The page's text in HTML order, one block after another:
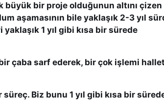
büyük bir proje olduğunun altını çizen
aşamasının bile yaklaşık 2-3 yıl
1 yıl gibi kısa bir sürede
çaba sarf ederek, bir çok işlemi
süreç. Biz bunu 1 yıl gibi kısa bir